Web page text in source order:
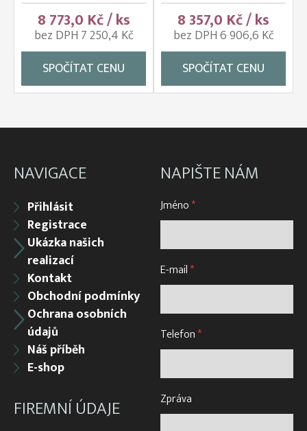
8 773,0 Kč / ks
bez DPH 7 250,4 Kč
SPOČÍTAT CENU
8 357,0 Kč / ks
bez DPH 6 906,6 Kč
SPOČÍTAT CENU
NAVIGACE
Přihlásit
Registrace
Ukázka našich
realizací
Kontakt
Obchodní podmínky
Ochrana osobních
údajů
Náš příběh
E-shop
FIREMNÍ ÚDAJE
NAPIŠTE NÁM
Jméno*
E-mail*
Telefon*
Zpráva